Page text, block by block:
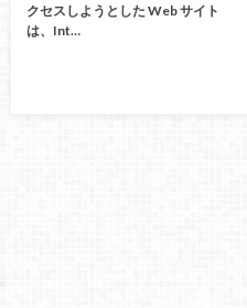
クセスしようとした Web サイト
は、Int…